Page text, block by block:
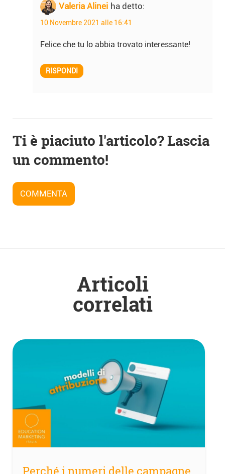
Valeria Alinei ha detto:
10 Novembre 2021 alle 16:41
Felice che tu lo abbia trovato interessante!
RISPONDI
Ti è piaciuto l'articolo? Lascia
un commento!
COMMENTA
Articoli
correlati
Perché i numeri delle campagne